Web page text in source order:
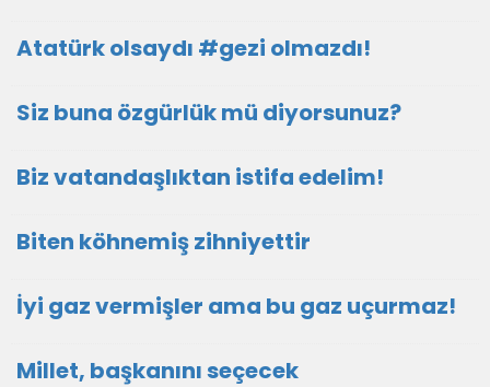
Atatürk olsaydı #gezi olmazdı!
Siz buna özgürlük mü diyorsunuz?
Biz vatandaşlıktan istifa edelim!
Biten köhnemiş zihniyettir
İyi gaz vermişler ama bu gaz uçurmaz!
Millet, başkanını seçecek